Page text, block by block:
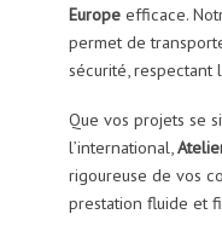
Europeefficace.
permet de
sécurité, respectant
Que vos projets se
l’international,
rigoureuse de vos
prestation fluide et